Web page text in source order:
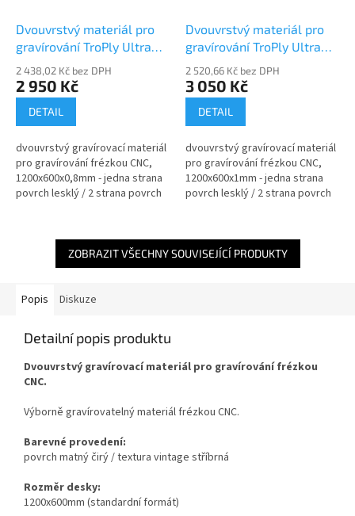
Dvouvrstvý materiál pro
gravírování TroPly Ultra
2 438,02 Kč bez DPH
2 950 Kč
DETAIL
dvouvrstvý gravírovací materiál
pro gravírování frézkou CNC,
1200x600x0,8mm - jedna strana
povrch lesklý / 2 strana povrch
Dvouvrstvý materiál pro
gravírování TroPly Ultra
2 520,66 Kč bez DPH
3 050 Kč
DETAIL
dvouvrstvý gravírovací materiál
pro gravírování frézkou CNC,
1200x600x1mm - jedna strana
povrch lesklý / 2 strana povrch
ZOBRAZIT VŠECHNY SOUVISEJÍCÍ PRODUKTY
Popis Diskuze
Detailní popis produktu
Dvouvrstvý gravírovací materiál pro gravírování frézkou
CNC.
Výborně gravírovatelný materiál frézkou CNC.
Barevné provedení:
povrch matný čirý / textura vintage stříbrná
Rozměr desky:
1200x600mm (standardní formát)